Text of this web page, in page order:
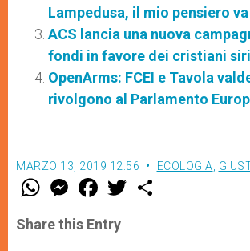
Lampedusa, il mio pensiero
ACS lancia una nuova
fondi in favore dei cristiani
OpenArms: FCEI e Tavola
rivolgono al Parlamento
MARZO 13, 2019 12:56 ECOLOGIA
W
t
s
M
e
s
e
F
a
e
b
w
Share this Entry